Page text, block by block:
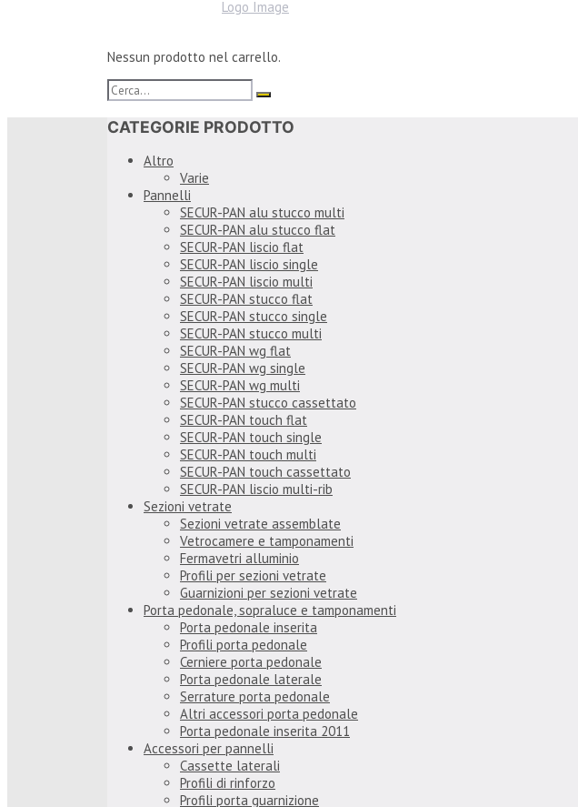
Nessun prodotto nel carrello.
CATEGORIE PRODOTTO
Altro
Varie
Pannelli
SECUR-PAN alu stucco multi
SECUR-PAN alu stucco flat
SECUR-PAN liscio flat
SECUR-PAN liscio single
SECUR-PAN liscio multi
SECUR-PAN stucco flat
SECUR-PAN stucco single
SECUR-PAN stucco multi
SECUR-PAN wg flat
SECUR-PAN wg single
SECUR-PAN wg multi
SECUR-PAN stucco cassettato
SECUR-PAN touch flat
SECUR-PAN touch single
SECUR-PAN touch multi
SECUR-PAN touch cassettato
SECUR-PAN liscio multi-rib
Sezioni vetrate
Sezioni vetrate assemblate
Vetrocamere e tamponamenti
Fermavetri alluminio
Profili per sezioni vetrate
Guarnizioni per sezioni vetrate
Porta pedonale, sopraluce e tamponamenti
Porta pedonale inserita
Profili porta pedonale
Cerniere porta pedonale
Porta pedonale laterale
Serrature porta pedonale
Altri accessori porta pedonale
Porta pedonale inserita 2011
Accessori per pannelli
Cassette laterali
Profili di rinforzo
Profili porta guarnizione